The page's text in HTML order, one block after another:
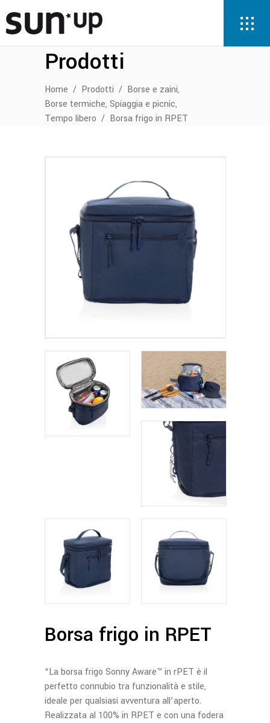
Prodotti
Home / Prodotti / Borse e zaini,
Borse termiche, Spiaggia e picnic,
Tempo libero / Borsa frigo in RPET
Borsa frigo in RPET
“La borsa frigo Sonny Aware™ in rPET è il
perfetto connubio tra funzionalità e stile,
ideale per qualsiasi avventura all’aperto.
Realizzata al 100% in RPET e con una fodera